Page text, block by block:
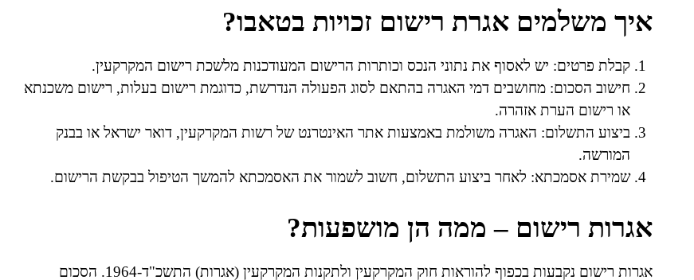
איך משלמים אגרת רישום זכויות בטאבו?
קבלת פרטים: יש לאסוף את נתוני הנכס וכותרות הרישום המעודכנות מלשכת רישום המקרקעין.
חישוב הסכום: מחושבים דמי האגרה בהתאם לסוג הפעולה הנדרשת, כדוגמת רישום בעלות, רישום משכנתא
או רישום הערת אזהרה.
ביצוע התשלום: האגרה משולמת באמצעות אתר האינטרנט של רשות המקרקעין, דואר ישראל או בבנק
המורשה.
שמירת אסמכתא: לאחר ביצוע התשלום, חשוב לשמור את האסמכתא להמשך הטיפול בבקשת הרישום.
אגרות רישום – ממה הן מושפעות?
אגרות רישום נקבעות בכפוף להוראות חוק המקרקעין ולתקנות המקרקעין (אגרות) התשכ"ד-1964. הסכום